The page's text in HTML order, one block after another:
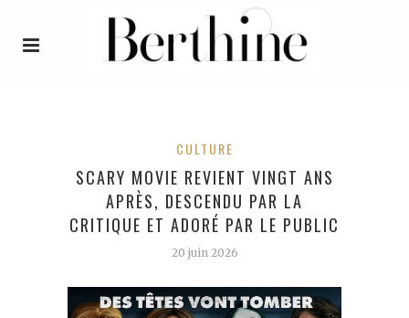
CULTURE
SCARY MOVIE REVIENT VINGT ANS
APRÈS, DESCENDU PAR LA
CRITIQUE ET ADORÉ PAR LE PUBLIC
20 juin 2026